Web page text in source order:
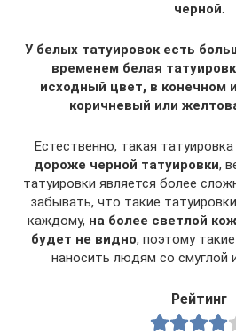
черной.
У белых татуировок есть
временем белая
исходный цвет, в конечном
коричневый или
Естественно, такая
дороже черной татуировки,
татуировки является более
забывать, что такие
каждому, на более светлой
будет не видно, поэтому
наносить людям со смуглой
Рейтинг